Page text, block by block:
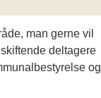
man gerne vil
deltagere
og